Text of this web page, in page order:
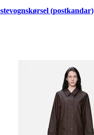
(postkandar)